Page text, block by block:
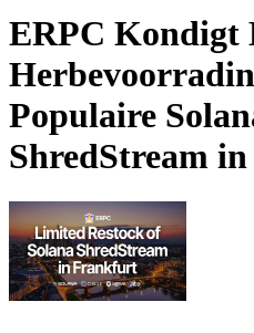
ERPC Kondigt
Populaire
ShredStream